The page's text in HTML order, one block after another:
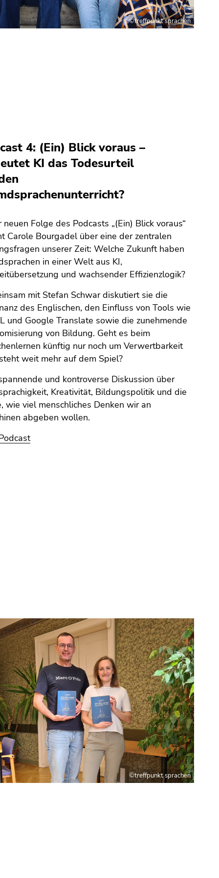
©treffpunkt sprachen
4: (Ein) Blick voraus –
KI das Todesurteil
neuen Folge des Podcasts „(Ein) Blick voraus“
Carole Bourgadel über eine der zentralen
unserer Zeit: Welche Zukunft haben
in einer Welt aus KI,
und wachsender Effizienzlogik?
mit Stefan Schwar diskutiert sie die
des Englischen, den Einfluss von Tools wie
und Google Translate sowie die zunehmende
von Bildung. Geht es beim
künftig nur noch um Verwertbarkeit
weit mehr auf dem Spiel?
und kontroverse Diskussion über
Kreativität, Bildungspolitik und die
wie viel menschliches Denken wir an
abgeben wollen.
©treffpunkt sprachen